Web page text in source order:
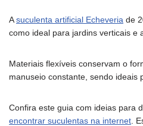
Asuculenta artificial Echeveria de
como ideal para jardins verticais e
Materiais flexíveis conservam o
manuseio constante, sendo ideais
Confira este guia com ideias para
encontrar suculentas na internet .